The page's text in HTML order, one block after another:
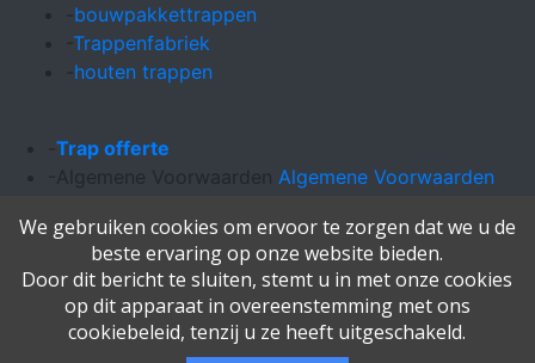
bouwpakkettrappen
Trappenfabriek
houten trappen
Trap offerte
-Algemene Voorwaarden
Algemene Voorwaarden
-Tel:+31343592770
KeurigOnline Webhosting
Copyright © 1999 - 2024 Maatkracht. All rights reserved.
Maatkracht trappen
We gebruiken cookies om ervoor te zorgen dat we u de
beste ervaring op onze website bieden.
Door dit bericht te sluiten, stemt u in met onze cookies
op dit apparaat in overeenstemming met ons
cookiebeleid, tenzij u ze heeft uitgeschakeld.